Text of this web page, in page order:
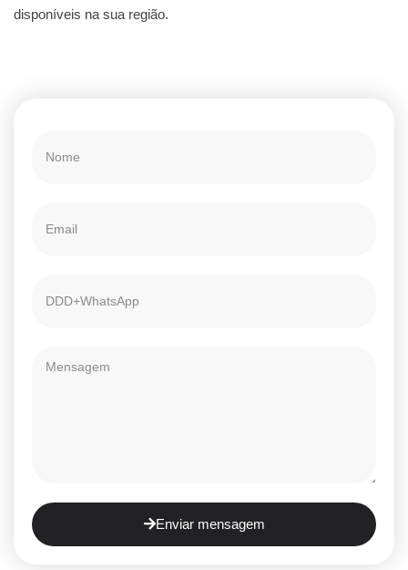
disponíveis na sua região.
Enviar mensagem